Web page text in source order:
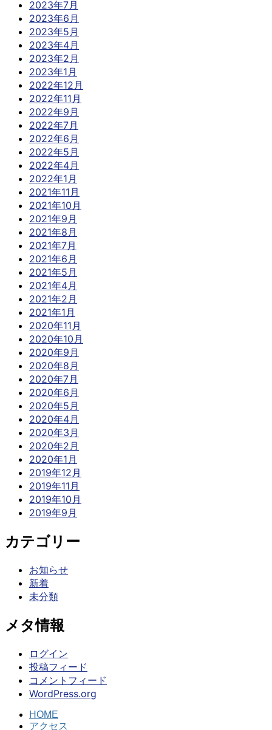
2023年7月
2023年6月
2023年5月
2023年4月
2023年2月
2023年1月
2022年12月
2022年11月
2022年9月
2022年7月
2022年6月
2022年5月
2022年4月
2022年1月
2021年11月
2021年10月
2021年9月
2021年8月
2021年7月
2021年6月
2021年5月
2021年4月
2021年2月
2021年1月
2020年11月
2020年10月
2020年9月
2020年8月
2020年7月
2020年6月
2020年5月
2020年4月
2020年3月
2020年2月
2020年1月
2019年12月
2019年11月
2019年10月
2019年9月
カテゴリー
お知らせ
新着
未分類
メタ情報
ログイン
投稿フィード
コメントフィード
WordPress.org
HOME
アクセス